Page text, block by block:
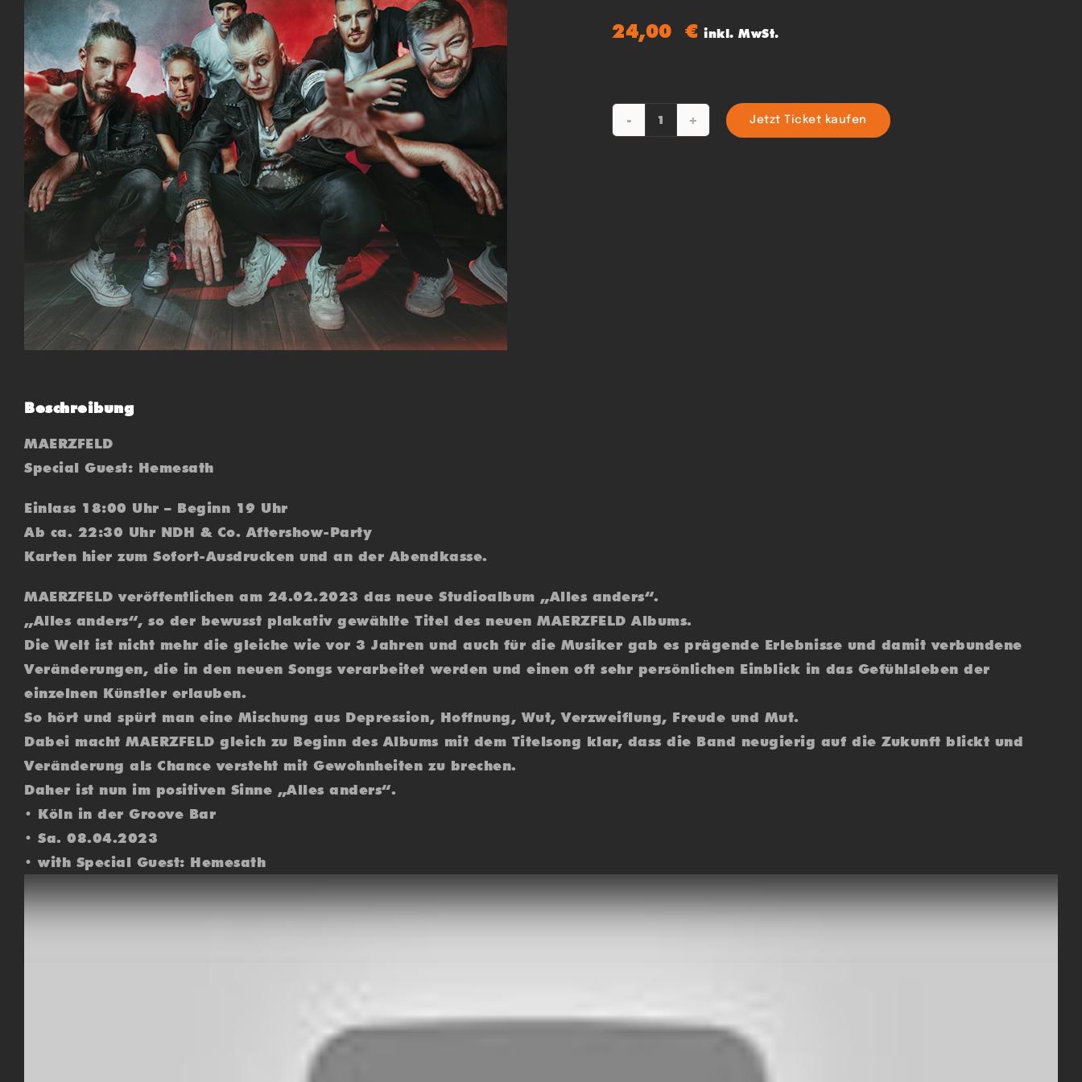
24,00€ inkl. MwSt.
MAERZFELD
Jetzt Ticket kaufen
Beschreibung
MAERZFELD
Special Guest: Hemesath
Einlass 18:00 Uhr – Beginn 19 Uhr
Ab ca. 22:30 Uhr NDH & Co. Aftershow-Party
Karten hier zum Sofort-Ausdrucken und an der Abendkasse.
MAERZFELD veröffentlichen am 24.02.2023 das neue Studioalbum „Alles anders“.
„Alles anders“, so der bewusst plakativ gewählte Titel des neuen MAERZFELD Albums.
Die Welt ist nicht mehr die gleiche wie vor 3 Jahren und auch für die Musiker gab es prägende Erlebnisse und damit verbundene
Veränderungen, die in den neuen Songs verarbeitet werden und einen oft sehr persönlichen Einblick in das Gefühlsleben der
einzelnen Künstler erlauben.
So hört und spürt man eine Mischung aus Depression, Hoffnung, Wut, Verzweiflung, Freude und Mut.
Dabei macht MAERZFELD gleich zu Beginn des Albums mit dem Titelsong klar, dass die Band neugierig auf die Zukunft blickt und
Veränderung als Chance versteht mit Gewohnheiten zu brechen.
Daher ist nun im positiven Sinne „Alles anders“.
• Köln in der Groove Bar
• Sa. 08.04.2023
• with Special Guest: Hemesath